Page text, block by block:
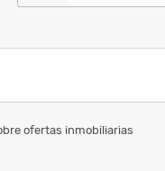
ofertas inmobiliarias